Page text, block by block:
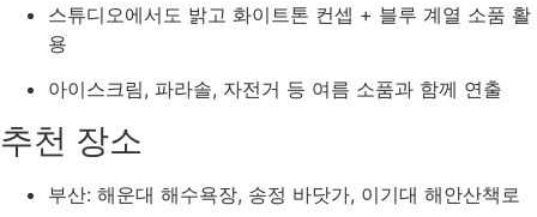
스튜디오에서도 밝고 화이트톤 컨셉 + 블루 계열 소품 활
용
아이스크림, 파라솔, 자전거 등 여름 소품과 함께 연출
추천 장소
부산: 해운대 해수욕장, 송정 바닷가, 이기대 해안산책로